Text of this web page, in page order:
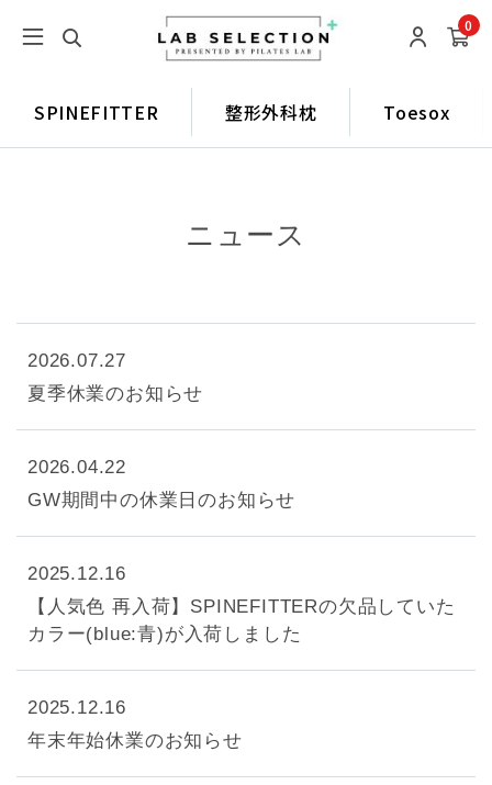
0
SPINEFITTER 整形外科枕 Toesox
ニュース
2026.07.27
夏季休業のお知らせ
2026.04.22
GW期間中の休業日のお知らせ
2025.12.16
【人気色 再入荷】SPINEFITTERの欠品していた
カラー(blue:青)が入荷しました
2025.12.16
年末年始休業のお知らせ